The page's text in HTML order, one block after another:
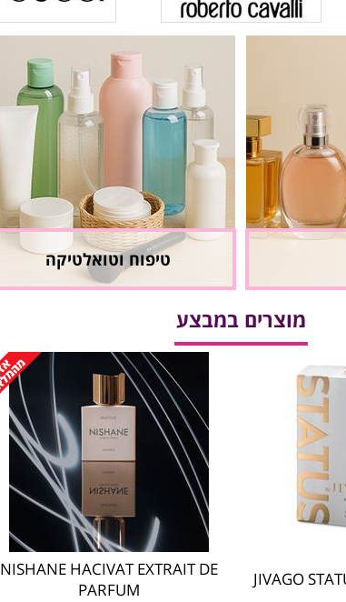
טיפוח וטואלטיקה
מוצרים במבצע
JIVAGO
NISHANE HACIVAT EXTRAIT DE
PARFUM